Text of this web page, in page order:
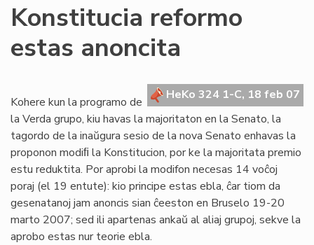
Konstitucia reformo
estas anoncita
HeKo 324 1-C, 18 feb 07
Kohere kun la programo de
la Verda grupo, kiu havas la majoritaton en la Senato, la
tagordo de la inaŭgura sesio de la nova Senato enhavas la
proponon modiﬁ la Konstitucion, por ke la majoritata premio
estu reduktita. Por aprobi la modifon necesas 14 voĉoj
poraj (el 19 entute): kio principe estas ebla, ĉar tiom da
gesenatanoj jam anoncis sian ĉeeston en Bruselo 19-20
marto 2007; sed ili apartenas ankaŭ al aliaj grupoj, sekve la
aprobo estas nur teorie ebla.